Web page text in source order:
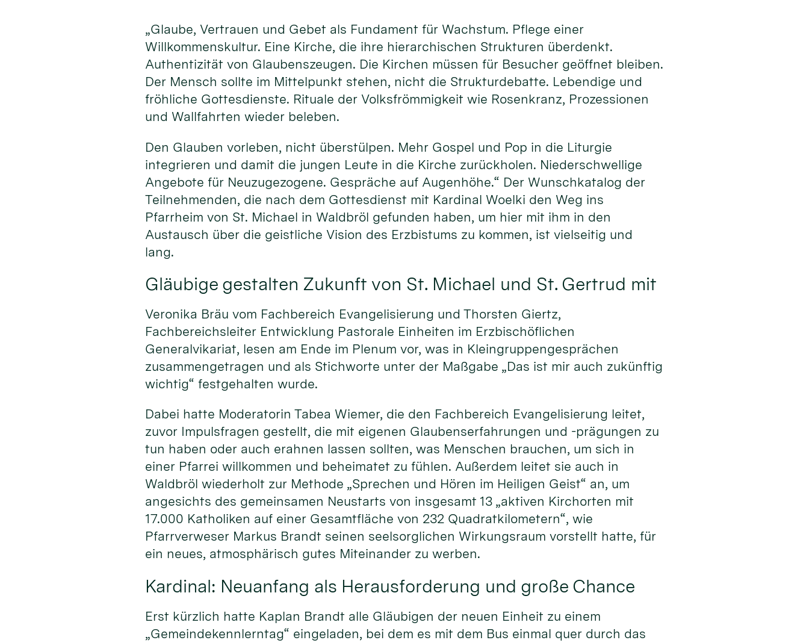
„Glaube, Vertrauen und Gebet als Fundament für Wachstum. Pflege einer
Willkommenskultur. Eine Kirche, die ihre hierarchischen Strukturen überdenkt.
Authentizität von Glaubenszeugen. Die Kirchen müssen für Besucher geöffnet bleiben.
Der Mensch sollte im Mittelpunkt stehen, nicht die Strukturdebatte. Lebendige und
fröhliche Gottesdienste. Rituale der Volksfrömmigkeit wie Rosenkranz, Prozessionen
und Wallfahrten wieder beleben.
Den Glauben vorleben, nicht überstülpen. Mehr Gospel und Pop in die Liturgie
integrieren und damit die jungen Leute in die Kirche zurückholen. Niederschwellige
Angebote für Neuzugezogene. Gespräche auf Augenhöhe.“ Der Wunschkatalog der
Teilnehmenden, die nach dem Gottesdienst mit Kardinal Woelki den Weg ins
Pfarrheim von St. Michael in Waldbröl gefunden haben, um hier mit ihm in den
Austausch über die geistliche Vision des Erzbistums zu kommen, ist vielseitig und
lang.
Gläubige gestalten Zukunft von St. Michael und St. Gertrud mit
Veronika Bräu vom Fachbereich Evangelisierung und Thorsten Giertz,
Fachbereichsleiter Entwicklung Pastorale Einheiten im Erzbischöflichen
Generalvikariat, lesen am Ende im Plenum vor, was in Kleingruppengesprächen
zusammengetragen und als Stichworte unter der Maßgabe „Das ist mir auch zukünftig
wichtig“ festgehalten wurde.
Dabei hatte Moderatorin Tabea Wiemer, die den Fachbereich Evangelisierung leitet,
zuvor Impulsfragen gestellt, die mit eigenen Glaubenserfahrungen und -prägungen zu
tun haben oder auch erahnen lassen sollten, was Menschen brauchen, um sich in
einer Pfarrei willkommen und beheimatet zu fühlen. Außerdem leitet sie auch in
Waldbröl wiederholt zur Methode „Sprechen und Hören im Heiligen Geist“ an, um
angesichts des gemeinsamen Neustarts von insgesamt 13 „aktiven Kirchorten mit
17.000 Katholiken auf einer Gesamtfläche von 232 Quadratkilometern“, wie
Pfarrverweser Markus Brandt seinen seelsorglichen Wirkungsraum vorstellt hatte, für
ein neues, atmosphärisch gutes Miteinander zu werben.
Kardinal: Neuanfang als Herausforderung und große Chance
Erst kürzlich hatte Kaplan Brandt alle Gläubigen der neuen Einheit zu einem
„Gemeindekennlerntag“ eingeladen, bei dem es mit dem Bus einmal quer durch das